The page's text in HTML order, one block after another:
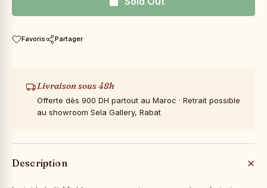
Favoris Partager
Livraison sous 48h
Offerte dès 900 DH partout au Maroc · Retrait possible
au showroom Sela Gallery, Rabat
Description